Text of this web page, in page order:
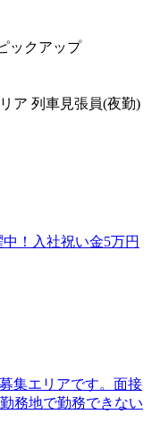
ックアップ
ア 列車見張員(夜勤)
！入社祝い金5万円
集エリアです。面接
務地で勤務できない